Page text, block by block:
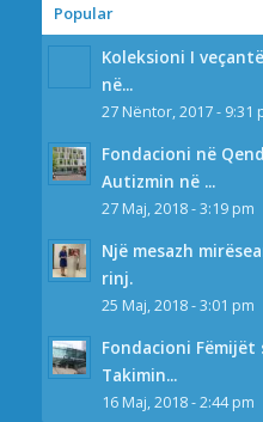
Popular
Koleksioni I
në...
27 Nëntor, 2017 - 9:31
Fondacioni në
Autizmin në ...
27 Maj, 2018 - 3:19 pm
Një mesazh
rinj.
25 Maj, 2018 - 3:01 pm
Fondacioni
Takimin...
16 Maj, 2018 - 2:44 pm